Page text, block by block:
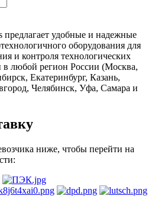
удобные и надежные
оборудования для
и контроля технологических
в любой регион России (Москва,
Екатеринбург, Казань,
Челябинск, Уфа, Самара и
ниже, чтобы перейти на